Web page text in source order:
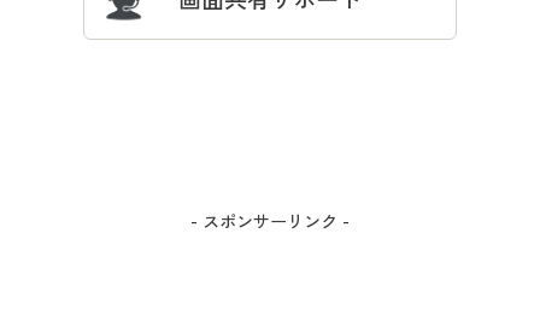
- スポンサーリンク -